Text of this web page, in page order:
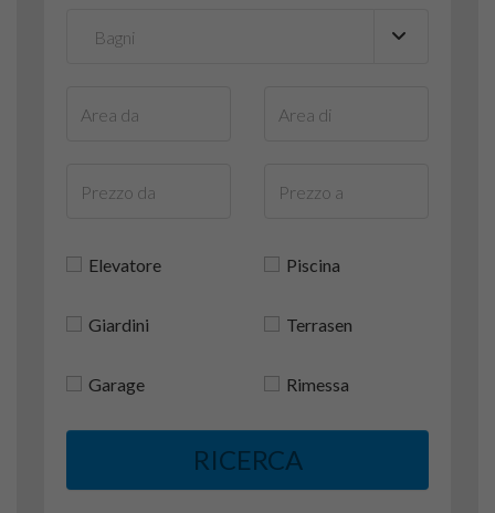
Elevatore Piscina
Giardini Terrasen
Garage Rimessa
RICERCA